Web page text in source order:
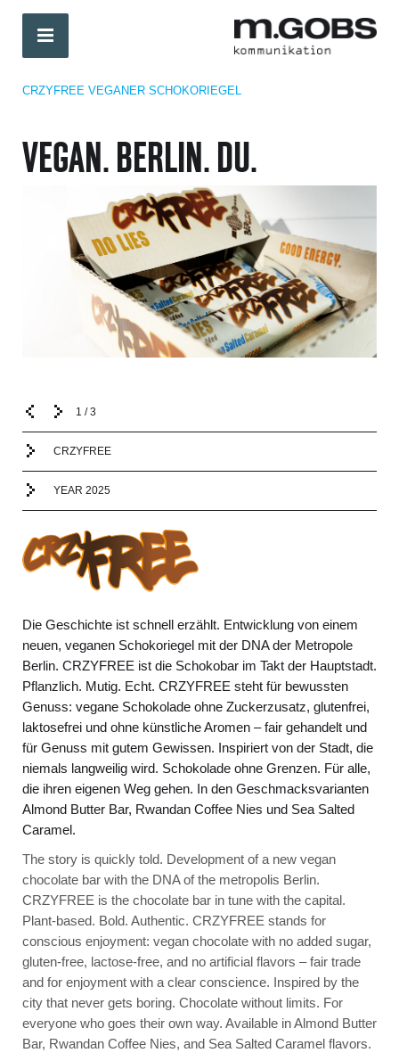
CRZYFREE VEGANER SCHOKORIEGEL
VEGAN. BERLIN. DU.
1 /3
CRZYFREE
YEAR 2025
Die Geschichte ist schnell erzählt. Entwicklung von einem
neuen, veganen Schokoriegel mit der DNA der Metropole
Berlin. CRZYFREE ist die Schokobar im Takt der Hauptstadt.
Pflanzlich. Mutig. Echt. CRZYFREE steht für bewussten
Genuss: vegane Schokolade ohne Zuckerzusatz, glutenfrei,
laktosefrei und ohne künstliche Aromen – fair gehandelt und
für Genuss mit gutem Gewissen. Inspiriert von der Stadt, die
niemals langweilig wird. Schokolade ohne Grenzen. Für alle,
die ihren eigenen Weg gehen. In den Geschmacksvarianten
Almond Butter Bar, Rwandan Coffee Nies und Sea Salted
Caramel.
The story is quickly told. Development of a new vegan
chocolate bar with the DNA of the metropolis Berlin.
CRZYFREE is the chocolate bar in tune with the capital.
Plant-based. Bold. Authentic. CRZYFREE stands for
conscious enjoyment: vegan chocolate with no added sugar,
gluten-free, lactose-free, and no artificial flavors – fair trade
and for enjoyment with a clear conscience. Inspired by the
city that never gets boring. Chocolate without limits. For
everyone who goes their own way. Available in Almond Butter
Bar, Rwandan Coffee Nies, and Sea Salted Caramel flavors.